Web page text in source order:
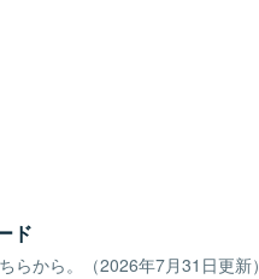
ド
らから。（2026年7月31日更新）